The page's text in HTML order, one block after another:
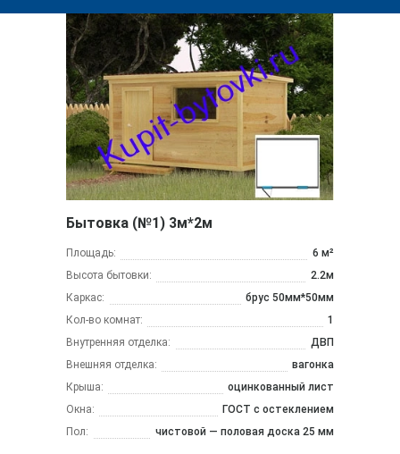
Бытовка (№1) 3м*2м
Площадь:
6 м²
Высота бытовки:
2.2м
Каркас:
брус 50мм*50мм
Кол-во комнат:
1
Внутренняя отделка:
ДВП
Внешняя отделка:
вагонка
Крыша:
оцинкованный лист
Окна:
ГОСТ с остеклением
Пол:
чистовой — половая доска 25 мм